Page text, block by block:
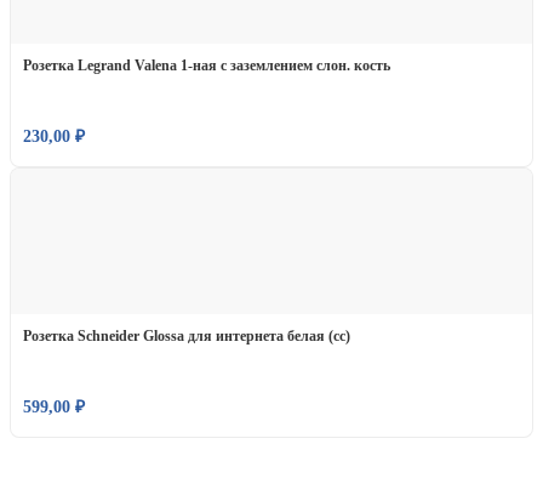
Розетка Legrand Valena 1-ная с заземлением слон. кость
230,00 ₽
Розетка Schneider Glossa для интернета белая (сс)
599,00 ₽